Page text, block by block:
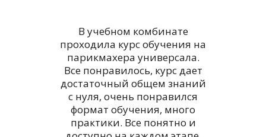
В учебном комбинате
проходила курс обучения на
парикмахера универсала.
Все понравилось, курс дает
достаточный общем знаний
с нуля, очень понравился
формат обучения, много
практики. Все понятно и